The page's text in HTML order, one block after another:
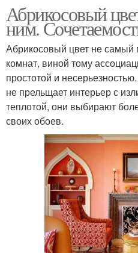
Абрикосовый
ним.
Абрикосовый цвет не самый
комнат, виной тому
простотой и
не прельщает интерьер с
теплотой, они выбирают
своих обоев.